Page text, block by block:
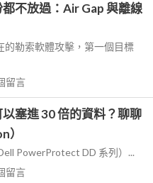
不放過：Air Gap 與離線
的勒索軟體攻擊，第一個目標
留言
塞進 30 倍的資料？聊聊
）
PowerProtect DD 系列）...
留言